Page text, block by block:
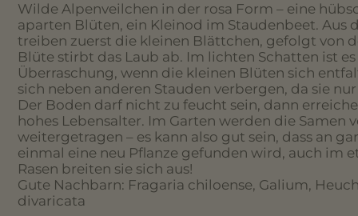
Wilde Alpenveilchen in der rosa Form – eine
aparten Blüten, ein Kleinod im Staudenbeet. Aus
treiben zuerst die kleinen Blättchen, gefolgt von
Blüte stirbt das Laub ab. Im lichten Schatten ist
Überraschung, wenn die kleinen Blüten sich
sich neben anderen Stauden verbergen, da sie
Der Boden darf nicht zu feucht sein, dann
hohes Lebensalter. Im Garten werden die Samen
weitergetragen – es kann also gut sein, dass an
einmal eine neu Pflanze gefunden wird, auch im
Rasen breiten sie sich aus!
Gute Nachbarn: Fragaria chiloense, Galium,
divaricata